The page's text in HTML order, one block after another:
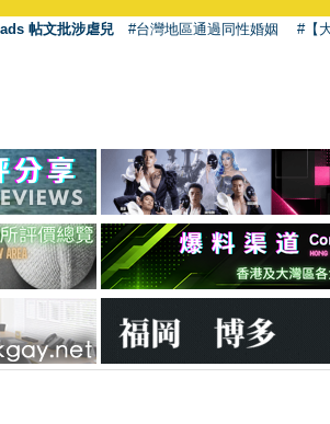
帖文批涉虐兒 #台灣地區通過同性婚姻 #【